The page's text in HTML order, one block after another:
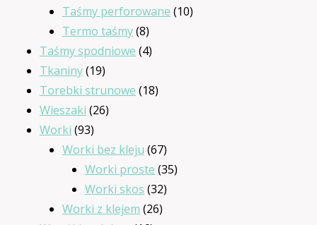
produktów
Taśmy perforowane 1010
Termo taśmy 88
produktów
Taśmy spodniowe 44
Tkaniny 1919
produktów
Torebki strunowe 1818
Wieszaki 2626
Worki 9393
produkty
Worki bez kleju 6767
produktów
Worki proste 3535
Worki skos 3232
Worki z klejem 2626